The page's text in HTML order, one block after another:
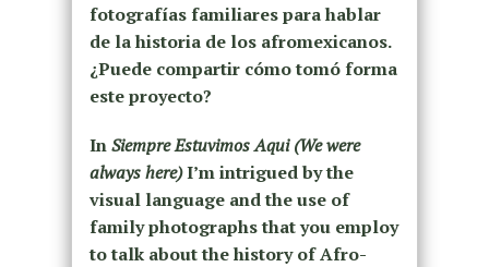
fotografías familiares para hablar
de la historia de los afromexicanos.
¿Puede compartir cómo tomó forma
este proyecto?
InSiempre Estuvimos Aqui (We were
always here)I’m intrigued by the
visual language and the use of
family photographs that you employ
to talk about the history of Afro-